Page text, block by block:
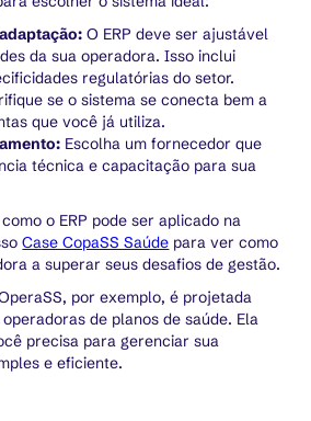
O ERP deve ser ajustável
da sua operadora. Isso inclui
regulatórias do setor.
se o sistema se conecta bem a
que você já utiliza.
Escolha um fornecedor que
técnica e capacitação para sua
o ERP pode ser aplicado na
Case CopaSS Saúde para ver como
a superar seus desafios de gestão.
por exemplo, é projetada
de planos de saúde. Ela
precisa para gerenciar sua
e eficiente.